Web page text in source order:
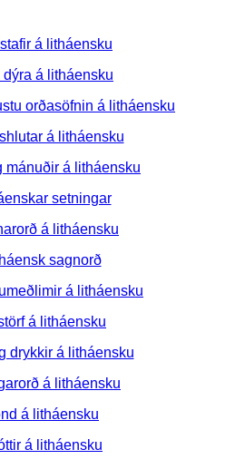
á litháensku
dýra á litháensku
orðasöfnin á litháensku
á litháensku
mánuðir á litháensku
setningar
á litháensku
sagnorð
á litháensku
á litháensku
drykkir á litháensku
á litháensku
á litháensku
á litháensku